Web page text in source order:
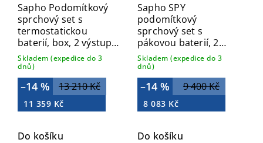
Sapho Podomítkový
sprchový set s
termostatickou
baterií, box, 2 výstupy,
černá mat 1102-32B-
21
Skladem (expedice do 3
dnů)
13 210 Kč
–14 %
11 359 Kč
Do košíku
Sapho SPY
podomítkový
sprchový set s
pákovou baterií, 2
výstupy, chrom PY42-
03
Skladem (expedice do 3
dnů)
9 400 Kč
–14 %
8 083 Kč
Do košíku